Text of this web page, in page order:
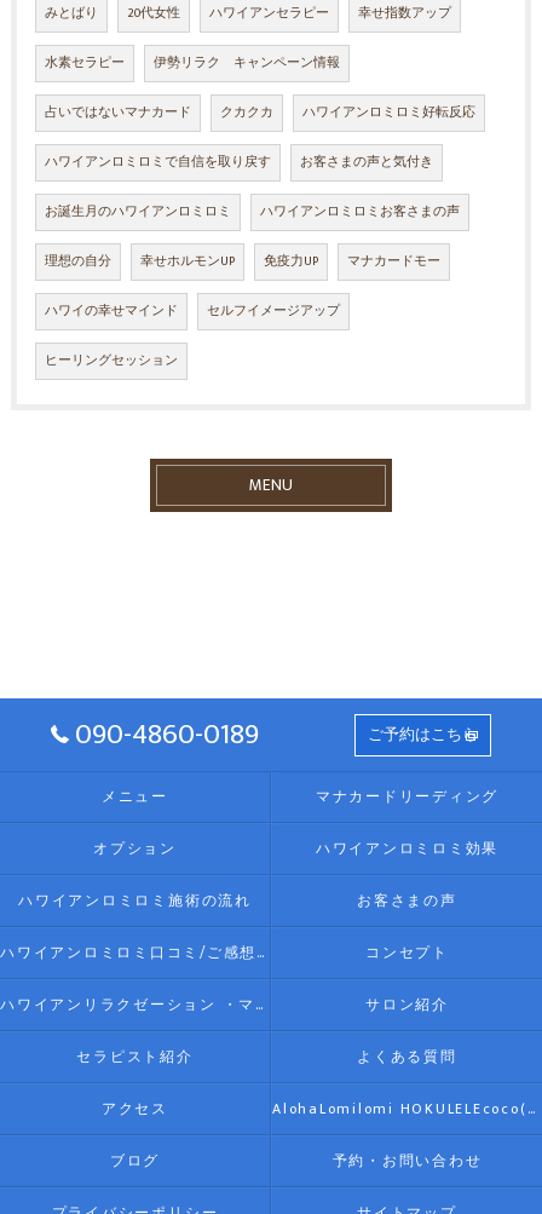
みとばり 20代女性 ハワイアンセラピー 幸せ指数アップ
水素セラピー 伊勢リラク キャンペーン情報
占いではないマナカード クカクカ ハワイアンロミロミ好転反応
ハワイアンロミロミで自信を取り戻す お客さまの声と気付き
お誕生月のハワイアンロミロミ ハワイアンロミロミお客さまの声
理想の自分 幸せホルモンUP 免疫力UP マナカードモー
ハワイの幸せマインド セルフイメージアップ
ヒーリングセッション
MENU
090-4860-0189 ご予約はこちら
メニュー マナカードリーディング
オプション ハワイアンロミロミ効果
ハワイアンロミロミ施術の流れ お客さまの声
ハワイアンロミロミ口コミ/ご感想(伊勢リラク/リラクゼーション) コンセプト
ハワイアンリラクゼーション ・マッサージ AlohaLomilomi HOKULELEcoco(アロハロミロミ ホクレレココ)☆彡について サロン紹介
セラピスト紹介 よくある質問
アクセス AlohaLomilomi HOKULELEcoco(アロハロミロミ ホクレレココ)☆彡
ブログ 予約・お問い合わせ